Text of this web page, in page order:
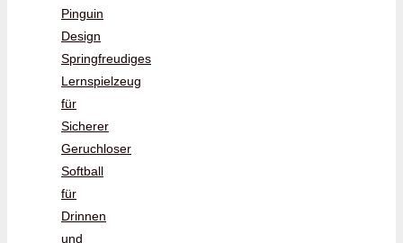
Pinguin
Design
Springfreudiges
Lernspielzeug
für
Sicherer
Geruchloser
Softball
für
Drinnen
und